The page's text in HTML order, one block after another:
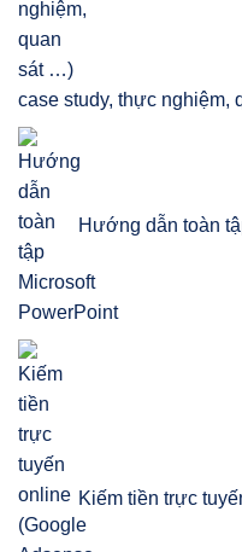
case study, thực nghiệm,
Hướng dẫn toàn
Kiếm tiền trực